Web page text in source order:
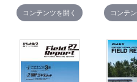
コンテンツを開く コンテ